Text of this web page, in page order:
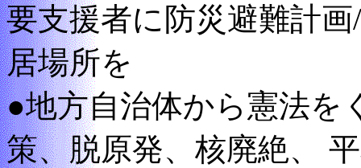
要支援者に防災避難計
居場所を
●地方自治体から憲法を
策、脱原発、核廃絶、